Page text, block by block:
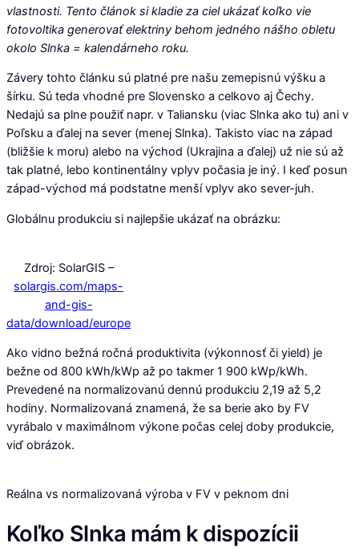
vlastnosti. Tento článok si kladie za ciel ukázať koľko vie
fotovoltika generovať elektriny behom jedného nášho obletu
okolo Slnka = kalendárneho roku.
Závery tohto článku sú platné pre našu zemepisnú výšku a
šírku. Sú teda vhodné pre Slovensko a celkovo aj Čechy.
Nedajú sa plne použiť napr. v Taliansku (viac Slnka ako tu) ani v
Poľsku a ďalej na sever (menej Slnka). Takisto viac na západ
(bližšie k moru) alebo na východ (Ukrajina a ďalej) už nie sú až
tak platné, lebo kontinentálny vplyv počasia je iný. I keď posun
západ-východ má podstatne menší vplyv ako sever-juh.
Globálnu produkciu si najlepšie ukázať na obrázku:
Zdroj: SolarGIS –
solargis.com/maps-
and-gis-
data/download/europe
Ako vidno bežná ročná produktivita (výkonnosť či yield) je
bežne od 800 kWh/kWp až po takmer 1 900 kWp/kWh.
Prevedené na normalizovanú dennú produkciu 2,19 až 5,2
hodiny. Normalizovaná znamená, že sa berie ako by FV
vyrábalo v maximálnom výkone počas celej doby produkcie,
viď obrázok.
Reálna vs normalizovaná výroba v FV v peknom dni
Koľko Slnka mám k dispozícii